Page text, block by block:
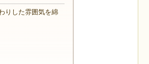
りした雰囲気を綿